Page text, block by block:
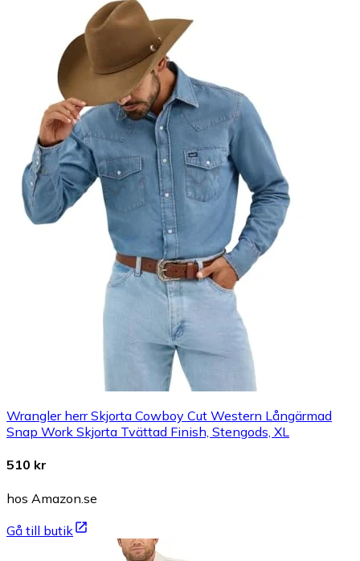
Wrangler herr Skjorta Cowboy Cut Western Långärmad
Snap Work Skjorta Tvättad Finish, Stengods, XL
510 kr
hos Amazon.se
Gå till butik